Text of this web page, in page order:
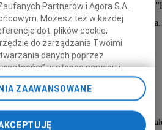
żołnierz AK, powstaniec warszawski ps.
akcji odbicia kościoła pw. św. Krzyża.
W głębokim smutku pogrążona
rodzina
święta pogrzebowa odbędzie się w
Partnerów i Agora S.A.
Możesz też w każdej
dot. plików cookie,
do zarządzania Twoimi
danych poprzez
w stopce serwisu i
zaawansowane”.
możliwa jest także za
ZAAWANSOWANE